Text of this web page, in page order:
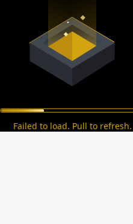
Failed to load. Pull to refresh.